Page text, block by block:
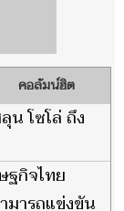
คอลัมน์ฮิต
น โซโล่ ถึง
ฐกิจไทย
มารถแข่งขัน